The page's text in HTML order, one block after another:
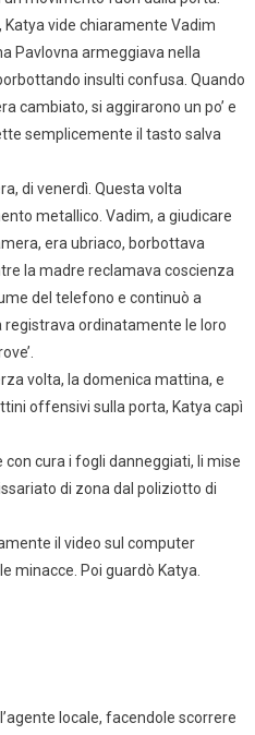
vide chiaramente Vadim
Pavlovna armeggiava nella
insulti confusa. Quando
cambiato, si aggirarono un po’ e
semplicemente il tasto salva
di venerdì. Questa volta
metallico. Vadim, a giudicare
era ubriaco, borbottava
la madre reclamava coscienza
del telefono e continuò a
ordinatamente le loro
volta, la domenica mattina, e
offensivi sulla porta, Katya capì
cura i fogli danneggiati, li mise
di zona dal poliziotto di
il video sul computer
minacce. Poi guardò Katya.
locale, facendole scorrere